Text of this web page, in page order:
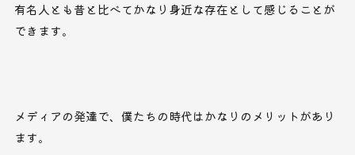
有名人とも昔と比べてかなり身近な存在として感じることが
できます。
メディアの発達で、僕たちの時代はかなりのメリットがあり
ます。